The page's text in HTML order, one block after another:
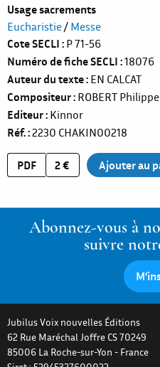
Usage sacrements
Eucharistie/ Messe
Cote SECLI P 71-56
Numéro de fiche SECLI 18076
Auteur du texte EN CALCAT
Compositeur ROBERT Philippe
Editeur Kinnor
Réf. 2230 CHAKIN00218
PDF 2 €
Abonnez-vous à
suivre
Jubilus Voix nouvelles Éditions
62 Rue Maréchal Joffre CS 70249
85006 La Roche-sur-Yon - France